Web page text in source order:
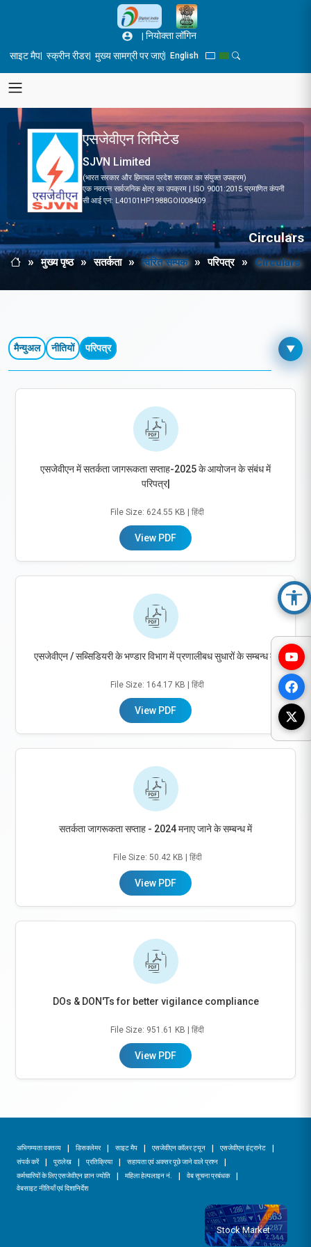
| नियोक्ता लॉगिन
साइट मैप स्क्रीन रीडर| मुख्य सामग्री पर जाएं| English
Blue Theme
Green Theme
Toggle Search
एसजेवीएन लिमिटेड
SJVN Limited
(भारत सरकार और हिमाचल प्रदेश सरकार का संयुक्त उपक्रम)
एक नवरत्न सार्वजनिक क्षेत्र का उपक्रम | ISO 9001:2015 प्रमाणित कंपनी
सी आई एन: L40101HP1988GOI008409
Circulars
Breadcrumb
मुख्य पृष्ठमुख्य पृष्ठ सतर्कता त्वरित सम्पक परिपत्र Circulars
मैन्युअल नीतियों परिपत्र ▼
एसजेवीएन में सतर्कता जागरूकता सप्ताह-2025 के आयोजन के संबंध में
परिपत्र|
File Size: 624.55 KB | हिंदी
View PDF
एसजेवीएन / सब्सिडियरी के भण्डार विभाग में प्रणालीबध सुधारों के सम्बन्ध में|
File Size: 164.17 KB | हिंदी
View PDF
सतर्कता जागरूकता सप्ताह - 2024 मनाए जाने के सम्बन्ध में
File Size: 50.42 KB | हिंदी
View PDF
DOs & DON'Ts for better vigilance compliance
File Size: 951.61 KB | हिंदी
View PDF
अभिगम्यता वक्तव्य डिसक्लेमर साइट मैप एसजेवीएन कॉलर ट्यून
एसजेवीएन इंट्रानेट
संपर्क करें
पुरालेख प्रतिक्रिया
सहायता एवं अक्सर पूछे जाने वाले प्रश्न
कर्मचारियों के लिए एसजेवीएन ज्ञान ज्योति
महिला हेल्पलाइन नं.
वेब सूचना प्रबंधक
वेबसाइट नीतियाँ एवं दिशानिर्देश
Stock Market